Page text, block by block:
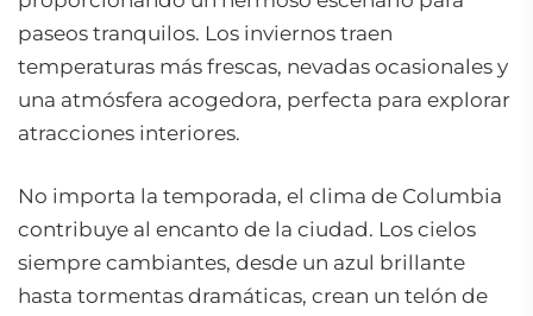
paseos tranquilos. Los inviernos traen
temperaturas más frescas, nevadas ocasionales y
una atmósfera acogedora, perfecta para explorar
atracciones interiores.
No importa la temporada, el clima de Columbia
contribuye al encanto de la ciudad. Los cielos
siempre cambiantes, desde un azul brillante
hasta tormentas dramáticas, crean un telón de